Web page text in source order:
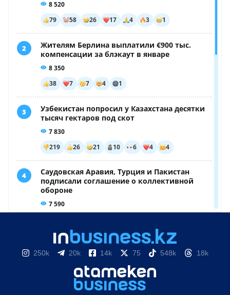
250k 20k 14k 75 548k 18k